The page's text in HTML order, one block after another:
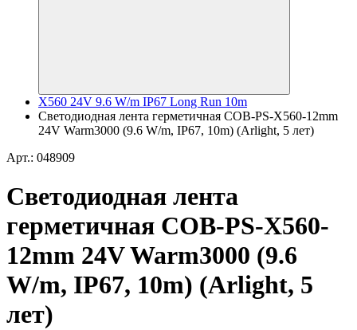
X560 24V 9.6 W/m IP67 Long Run 10m
Светодиодная лента герметичная COB-PS-X560-12mm
24V Warm3000 (9.6 W/m, IP67, 10m) (Arlight, 5 лет)
Арт.: 048909
Светодиодная лента
герметичная COB-PS-X560-
12mm 24V Warm3000 (9.6
W/m, IP67, 10m) (Arlight, 5
лет)